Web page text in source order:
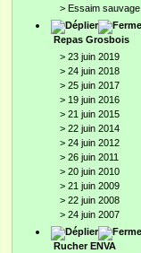
> Essaim sauvage
Repas Grosbois
> 23 juin 2019
> 24 juin 2018
> 25 juin 2017
> 19 juin 2016
> 21 juin 2015
> 22 juin 2014
> 24 juin 2012
> 26 juin 2011
> 20 juin 2010
> 21 juin 2009
> 22 juin 2008
> 24 juin 2007
Rucher ENVA